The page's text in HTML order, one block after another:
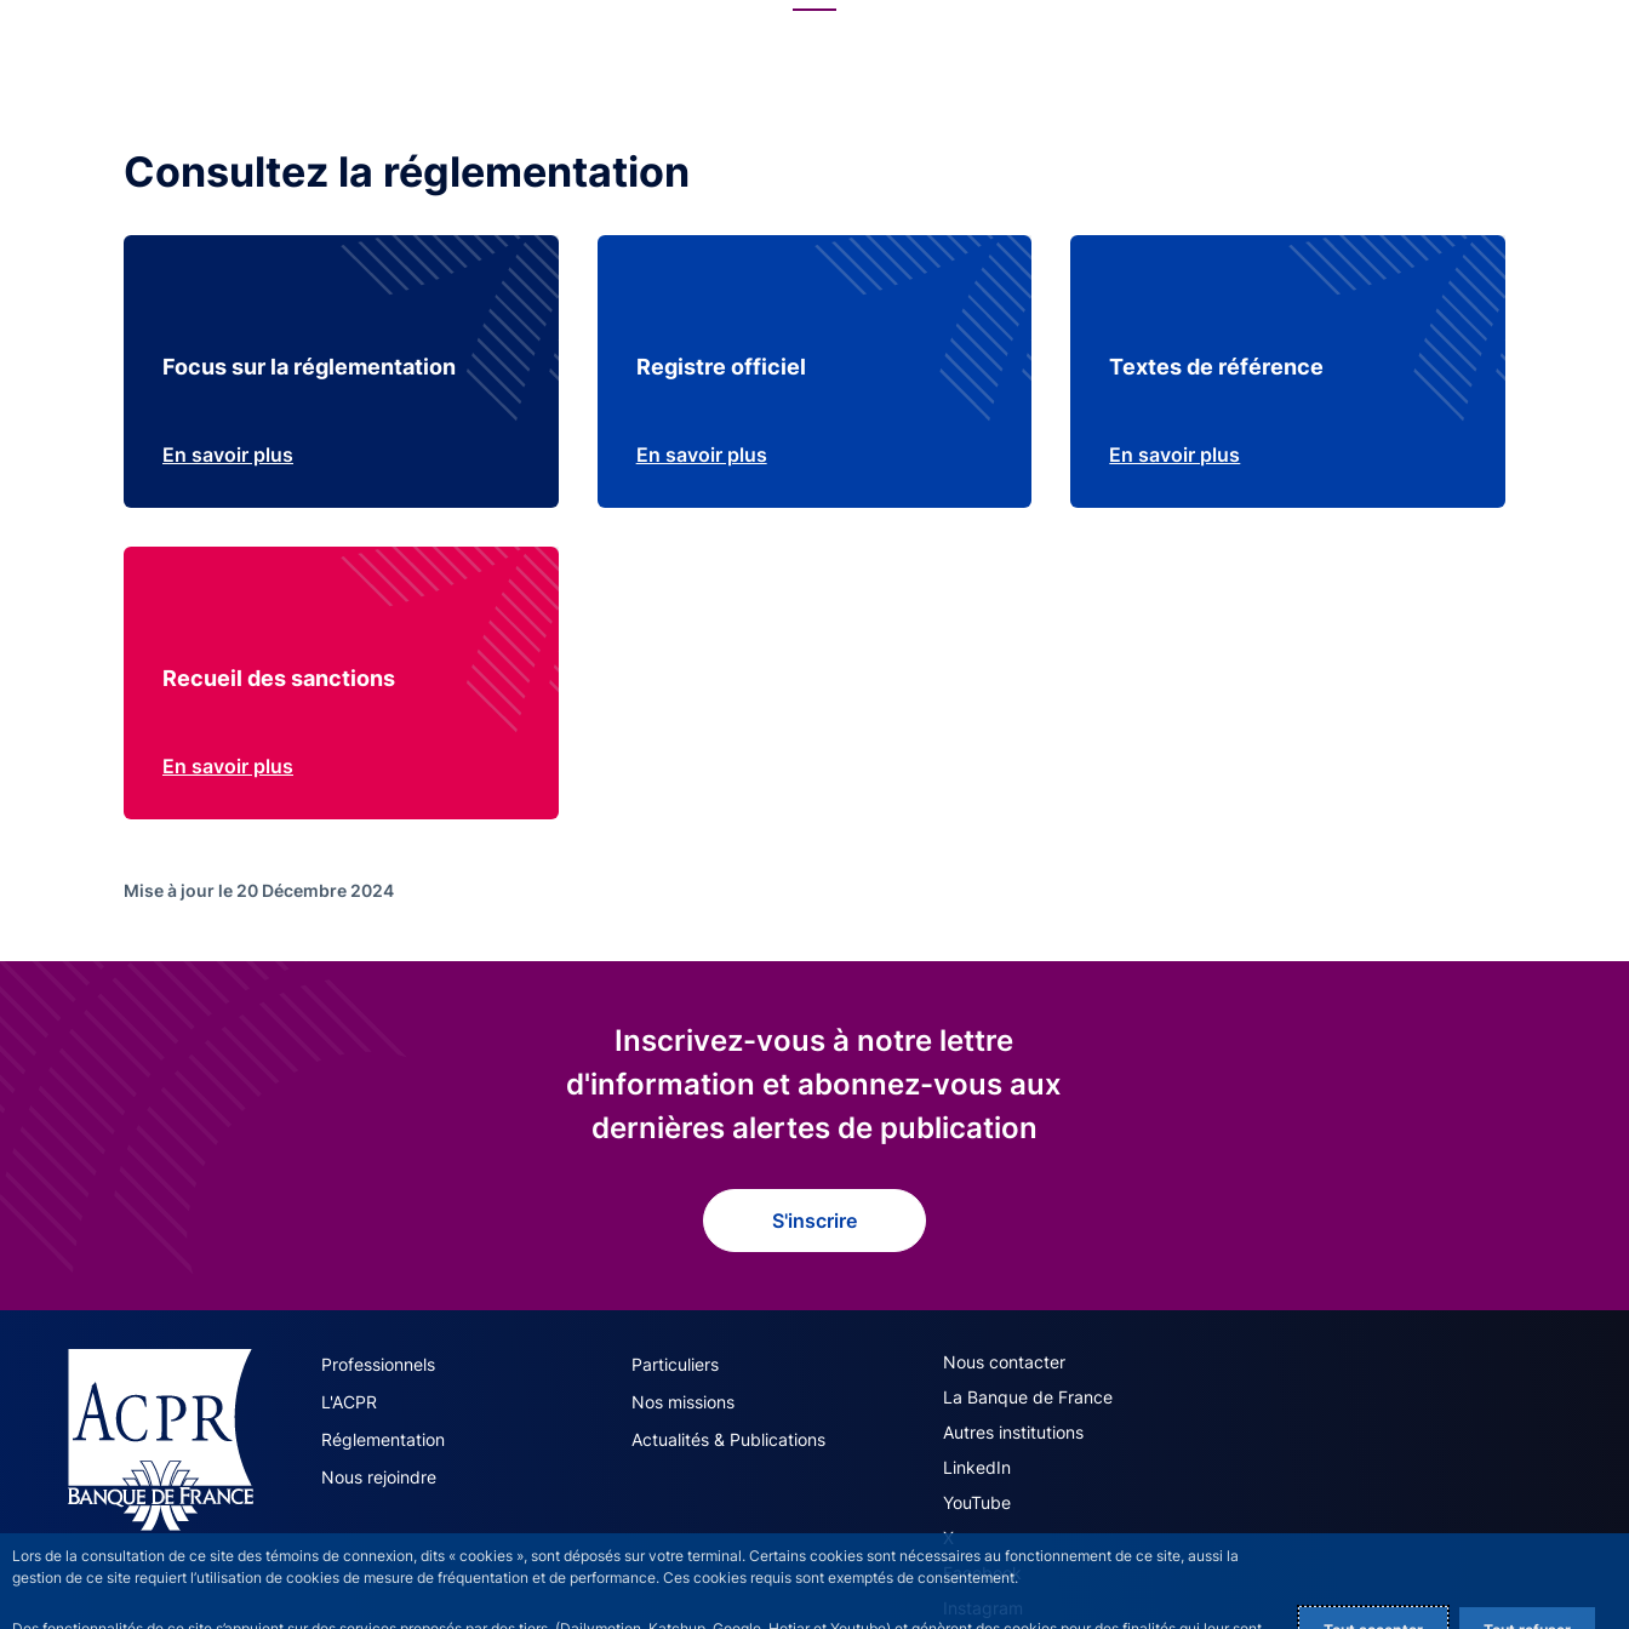
Lors de la consultation de ce site des témoins de connexion, dits « cookies », sont déposés sur votre terminal. Certains cookies sont nécessaires au fonctionnement de ce site, aussi la
gestion de ce site requiert l’utilisation de cookies de mesure de fréquentation et de performance. Ces cookies requis sont exemptés de consentement.
Consultez la réglementation
Focus sur la réglementation
En savoir plus
Registre officiel
En savoir plus
Textes de référence
En savoir plus
Recueil des sanctions
En savoir plus
Mise à jour le 20 Décembre 2024
Inscrivez-vous à notre lettre
d'information et abonnez-vous aux
dernières alertes de publication
S'inscrire
ACPR site navigation (French)
Professionnels
Particuliers
L'ACPR
Nos missions
Réglementation
Actualités & Publications
Nous rejoindre
ACPR footer secondary menu (French)
Nous contacter
La Banque de France
Autres institutions
LinkedIn
YouTube
X
Facebook
Instagram